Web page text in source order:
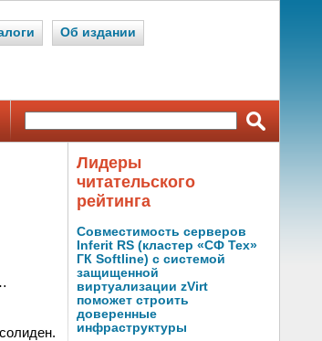
Об издании
Лидеры
читательского
рейтинга
Совместимость серверов
Inferit RS (кластер «СФ Тех»
ГК Softline) с системой
защищенной
виртуализации zVirt
поможет строить
доверенные
инфраструктуры